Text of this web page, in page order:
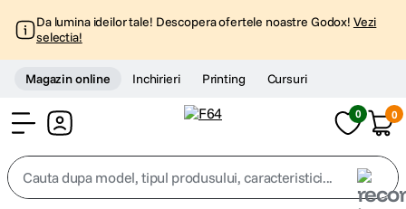
Da lumina ideilor tale! Descopera ofertele noastre Godox! Vezi
selectia!
Magazin online Inchirieri Printing Cursuri
0 0
Cauta dupa model, tipul produsului, caracteristici...